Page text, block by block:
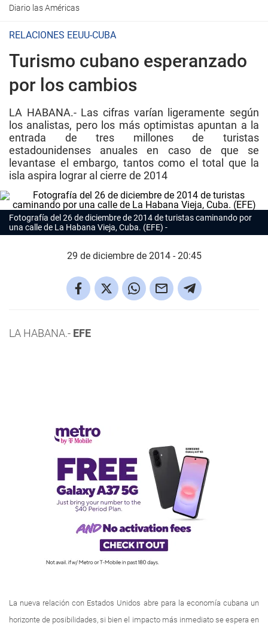
Diario las Américas
RELACIONES EEUU-CUBA
Turismo cubano esperanzado
por los cambios
LA HABANA.- Las cifras varían ligeramente según
los analistas, pero los más optimistas apuntan a la
entrada de tres millones de turistas
estadounidenses anuales en caso de que se
levantase el embargo, tantos como el total que la
isla aspira lograr al cierre de 2014
Fotografía del 26 de diciembre de 2014 de turistas caminando por
una calle de La Habana Vieja, Cuba. (EFE)
29 de diciembre de 2014 - 20:45
LA HABANA.- EFE
La nueva relación con Estados Unidos abre para la economía cubana un
horizonte de posibilidades, si bien el impacto más inmediato se espera en